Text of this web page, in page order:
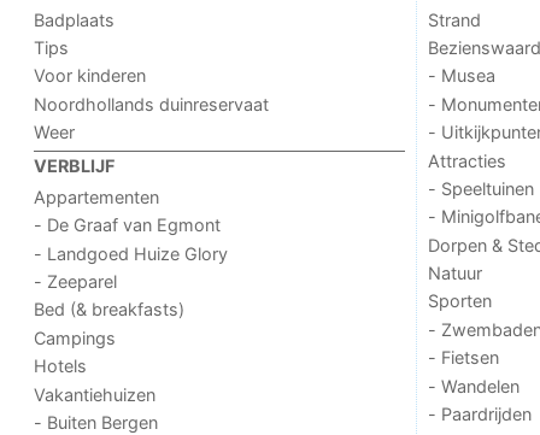
Badplaats
Tips
Voor kinderen
Noordhollands duinreservaat
Weer
VERBLIJF
Appartementen
- De Graaf van Egmont
- Landgoed Huize Glory
- Zeeparel
Bed (& breakfasts)
Campings
Hotels
Vakantiehuizen
- Buiten Bergen
Strand
- Musea
-
-
Attracties
- Speeltuinen
-
Dorpen &
Natuur
Sporten
-
- Fietsen
- Wandelen
- Paardrijden